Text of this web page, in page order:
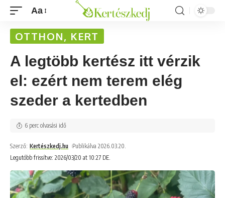
Aa
OTTHON, KERT
A legtöbb kertész itt vérzik
el: ezért nem terem elég
szeder a kertedben
Legutóbb frissítve: 2026/03/20 at 10:27 DE.
Szerző: Kertészkedj.hu Publikálva 2026.03.20.
6 perc olvasási idő